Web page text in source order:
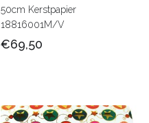
50cm Kerstpapier
18816001M/V
€69,50